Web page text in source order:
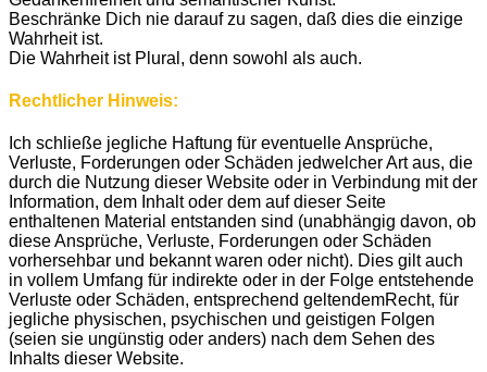
Beschränke Dich nie darauf zu sagen, daß dies die einzige
Wahrheit ist.
Die Wahrheit ist Plural, denn sowohl als auch.
Rechtlicher Hinweis:
Ich schließe jegliche Haftung für eventuelle Ansprüche,
Verluste, Forderungen oder Schäden jedwelcher Art aus, die
durch die Nutzung dieser Website oder in Verbindung mit der
Information, dem Inhalt oder dem auf dieser Seite
enthaltenen Material entstanden sind (unabhängig davon, ob
diese Ansprüche, Verluste, Forderungen oder Schäden
vorhersehbar und bekannt waren oder nicht). Dies gilt auch
in vollem Umfang für indirekte oder in der Folge entstehende
Verluste oder Schäden, entsprechend geltendemRecht, für
jegliche physischen, psychischen und geistigen Folgen
(seien sie ungünstig oder anders) nach dem Sehen des
Inhalts dieser Website.